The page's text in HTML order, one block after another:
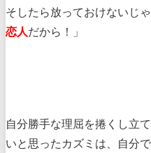
そしたら放っておけないじ
恋人だから！」
自分勝手な理屈を捲くし立
いと思ったカズミは、自分